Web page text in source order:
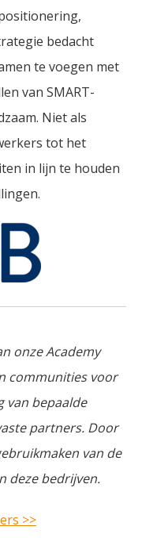
bedacht
te voegen met
van SMART-
Niet als
tot het
in lijn te houden
onze Academy
communities voor
van bepaalde
partners. Door
van de
deze bedrijven.
>>